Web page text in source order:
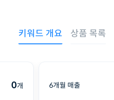
키워드 개요 상품 목록
0개 6개월 매출